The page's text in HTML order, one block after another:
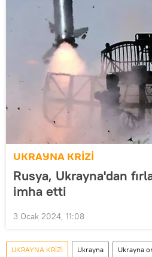
UKRAYNA KRİZİ
Rusya, Ukrayna'dan
imha etti
3 Ocak 2024, 11:08
UKRAYNA KRİZİ Ukrayna Ukrayna